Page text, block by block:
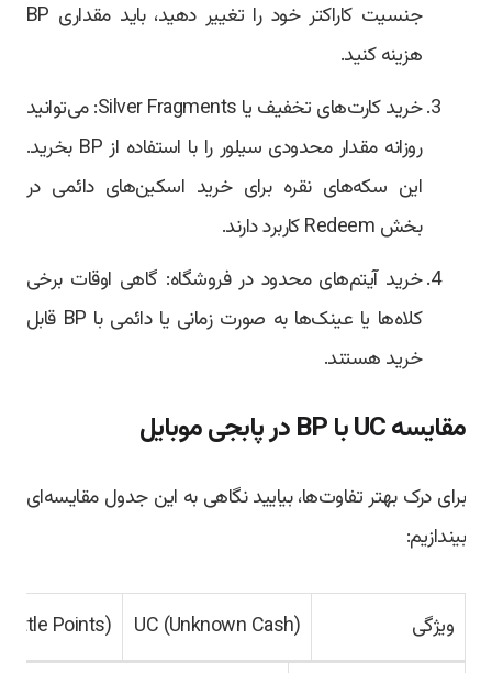
جنسیت کاراکتر خود را تغییر دهید، باید مقداری BP
هزینه کنید.
خرید کارت‌های تخفیف یا Silver Fragments: می‌توانید
روزانه مقدار محدودی سیلور را با استفاده از BP بخرید.
این سکه‌های نقره‌ برای خرید اسکین‌های دائمی در
بخش Redeem کاربرد دارند.
خرید آیتم‌های محدود در فروشگاه: گاهی اوقات برخی
کلاه‌ها یا عینک‌ها به صورت زمانی یا دائمی با BP قابل
خرید هستند.
مقایسه UC با BP در پابجی موبایل
برای درک بهتر تفاوت‌ها، بیایید نگاهی به این جدول مقایسه‌ای
بیندازیم:
ویژگی UC (Unknown Cash)
Points)